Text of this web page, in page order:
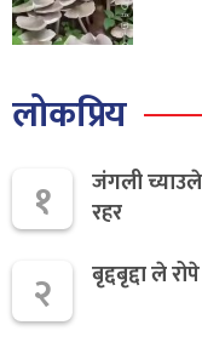
लोकप्रिय
१
जंगली
रहर
२ बृद्दबृद्दा ले